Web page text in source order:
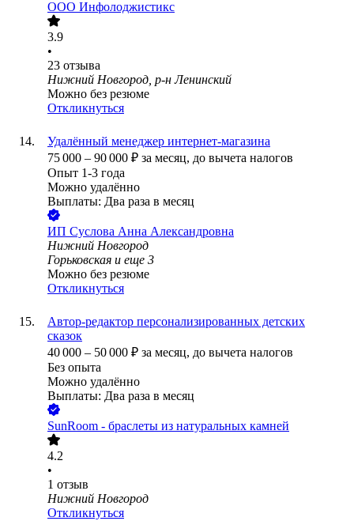
ООО Инфолоджистикс
3.9
•
23 отзыва
Нижний Новгород, р-н Ленинский
Можно без резюме
Откликнуться
Удалённый менеджер интернет-магазина
75 000 – 90 000 ₽ за месяц, до вычета налогов
Опыт 1-3 года
Можно удалённо
Выплаты: Два раза в месяц
ИП Суслова Анна Александровна
Нижний Новгород
Горьковская и еще 3
Можно без резюме
Откликнуться
Автор-редактор персонализированных детских
сказок
40 000 – 50 000 ₽ за месяц, до вычета налогов
Без опыта
Можно удалённо
Выплаты: Два раза в месяц
SunRoom - браслеты из натуральных камней
4.2
•
1 отзыв
Нижний Новгород
Откликнуться